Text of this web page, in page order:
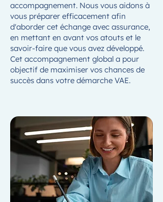
accompagnement. Nous vous aidons à
vous préparer efficacement afin
d'aborder cet échange avec assurance,
en mettant en avant vos atouts et le
savoir-faire que vous avez développé.
Cet accompagnement global a pour
objectif de maximiser vos chances de
succès dans votre démarche VAE.